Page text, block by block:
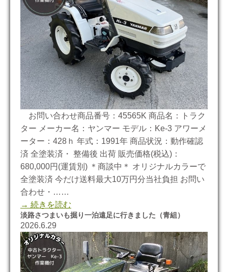
お問い合わせ商品番号：45565K 商品名：トラク
ター メーカー名：ヤンマー モデル：Ke-3 アワーメ
ーター：428ｈ 年式：1991年 商品状況：動作確認
済 全塗装済・ 整備後 出荷 販売価格(税込)：
680,000円(運賃別) ＊商談中＊ オリジナルカラーで
全塗装済 今だけ送料最大10万円分当社負担 お問い
合わせ・……
→ 続きを読む
淡路さつまいも掘り一泊遠足に行きました（青組）
2026.6.29